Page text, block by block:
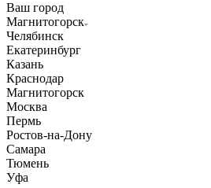
Ваш город
Магнитогорск
Челябинск
Екатеринбург
Казань
Краснодар
Магнитогорск
Москва
Пермь
Ростов-на-Дону
Самара
Тюмень
Уфа